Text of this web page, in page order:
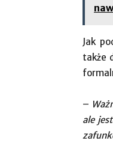
Jak
także
–
ale